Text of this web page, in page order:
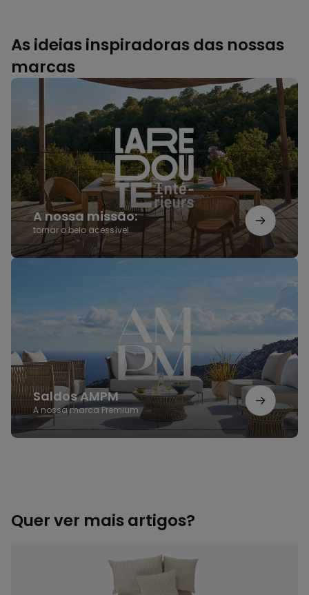
As ideias inspiradoras das nossas
marcas
A nossa missão:
tornar o belo acessível.
A
nossa
Saldos AMPM
A nossa marca Premium
Saldos
Quer ver mais artigos?